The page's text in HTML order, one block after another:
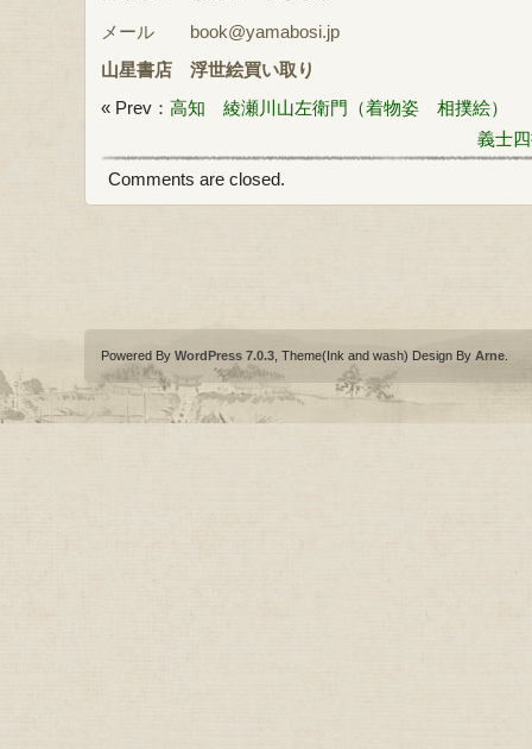
メール book@yamabosi.jp
山星書店
浮世絵買い取り
« Prev： 高知 綾瀬川山左衛門（着物姿 相撲絵）
義士
Comments are closed.
Powered By WordPress 7.0.3 , Theme(Ink and wash) Design By Arne